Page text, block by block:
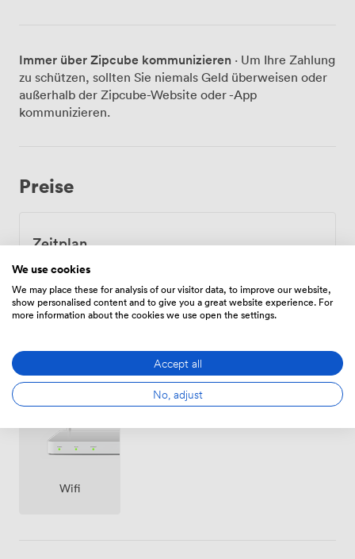
Immer über Zipcube kommunizieren · Um Ihre Zahlung
zu schützen, sollten Sie niemals Geld überweisen oder
außerhalb der Zipcube-Website oder -App
kommunizieren.
Preise
Zeitplan
Von168.00000000000003
Wifi
We use cookies
We may place these for analysis of our visitor data, to improve our website,
show personalised content and to give you a great website experience. For
more information about the cookies we use open the settings.
Accept all
No, adjust